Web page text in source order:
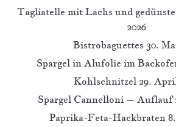
Tagliatelle mit Lachs und
2026
Bistrobaguettes 30.
Spargel in Alufolie im
Kohlschnitzel 29.
Spargel Cannelloni – Auflauf
Paprika-Feta-Hackbraten